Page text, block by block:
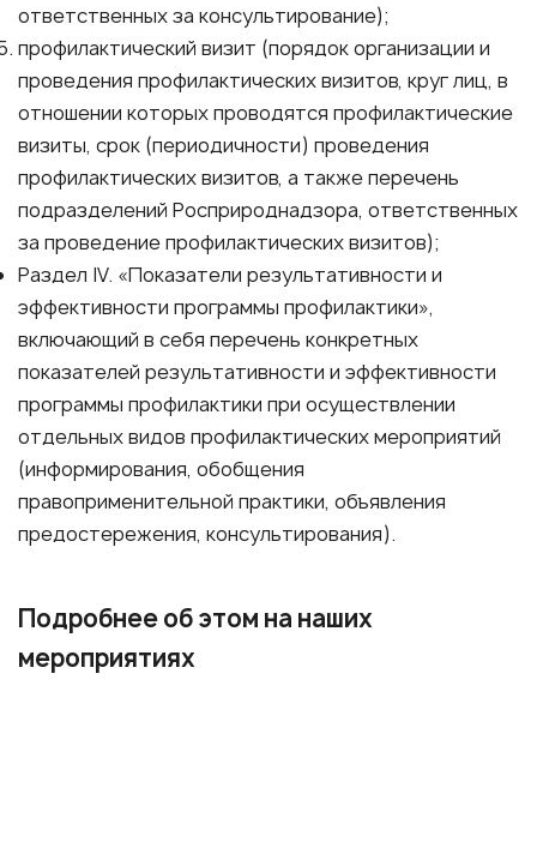
ответственных за консультирование);
профилактический визит (порядок организации и
проведения профилактических визитов, круг лиц, в
отношении которых проводятся профилактические
визиты, срок (периодичности) проведения
профилактических визитов, а также перечень
подразделений Росприроднадзора, ответственных
за проведение профилактических визитов);
Раздел IV. «Показатели результативности и
эффективности программы профилактики»,
включающий в себя перечень конкретных
показателей результативности и эффективности
программы профилактики при осуществлении
отдельных видов профилактических мероприятий
(информирования, обобщения
правоприменительной практики, объявления
предостережения, консультирования).
Подробнее об этом на наших
мероприятиях